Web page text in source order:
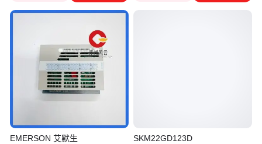
EMERSON 艾默生
SKM22GD123D